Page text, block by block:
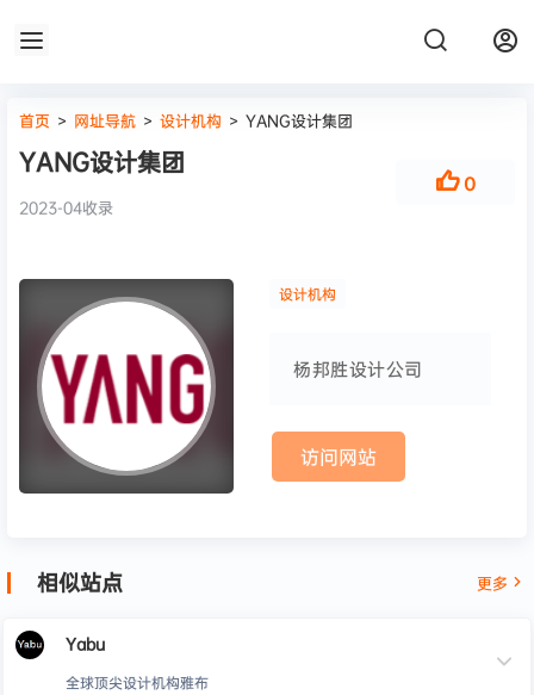
首页 > 网址导航 > 设计机构 > YANG设计集团
YANG设计集团
2023-04收录
0
设计机构
杨邦胜设计公司
访问网站
相似站点 更多
Yabu
全球顶尖设计机构雅布